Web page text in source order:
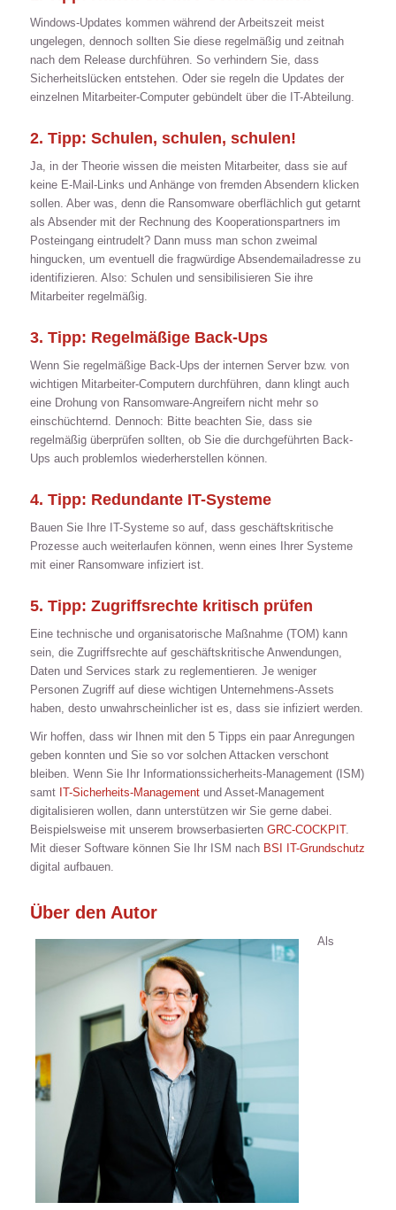
Windows-Updates kommen während der Arbeitszeit meist
ungelegen, dennoch sollten Sie diese regelmäßig und zeitnah
nach dem Release durchführen. So verhindern Sie, dass
Sicherheitslücken entstehen. Oder sie regeln die Updates der
einzelnen Mitarbeiter-Computer gebündelt über die IT-Abteilung.
2. Tipp: Schulen, schulen, schulen!
Ja, in der Theorie wissen die meisten Mitarbeiter, dass sie auf
keine E-Mail-Links und Anhänge von fremden Absendern klicken
sollen. Aber was, denn die Ransomware oberflächlich gut getarnt
als Absender mit der Rechnung des Kooperationspartners im
Posteingang eintrudelt? Dann muss man schon zweimal
hingucken, um eventuell die fragwürdige Absendemailadresse zu
identifizieren. Also: Schulen und sensibilisieren Sie ihre
Mitarbeiter regelmäßig.
3. Tipp: Regelmäßige Back-Ups
Wenn Sie regelmäßige Back-Ups der internen Server bzw. von
wichtigen Mitarbeiter-Computern durchführen, dann klingt auch
eine Drohung von Ransomware-Angreifern nicht mehr so
einschüchternd. Dennoch: Bitte beachten Sie, dass sie
regelmäßig überprüfen sollten, ob Sie die durchgeführten Back-
Ups auch problemlos wiederherstellen können.
4. Tipp: Redundante IT-Systeme
Bauen Sie Ihre IT-Systeme so auf, dass geschäftskritische
Prozesse auch weiterlaufen können, wenn eines Ihrer Systeme
mit einer Ransomware infiziert ist.
5. Tipp: Zugriffsrechte kritisch prüfen
Eine technische und organisatorische Maßnahme (TOM) kann
sein, die Zugriffsrechte auf geschäftskritische Anwendungen,
Daten und Services stark zu reglementieren. Je weniger
Personen Zugriff auf diese wichtigen Unternehmens-Assets
haben, desto unwahrscheinlicher ist es, dass sie infiziert werden.
Wir hoffen, dass wir Ihnen mit den 5 Tipps ein paar Anregungen
geben konnten und Sie so vor solchen Attacken verschont
bleiben. Wenn Sie Ihr Informationssicherheits-Management (ISM)
samt IT-Sicherheits-Managementund Asset-Management
digitalisieren wollen, dann unterstützen wir Sie gerne dabei.
Beispielsweise mit unserem browserbasierten GRC-COCKPIT.
Mit dieser Software können Sie Ihr ISM nach BSI IT-Grundschutz
digital aufbauen.
Über den Autor
Als